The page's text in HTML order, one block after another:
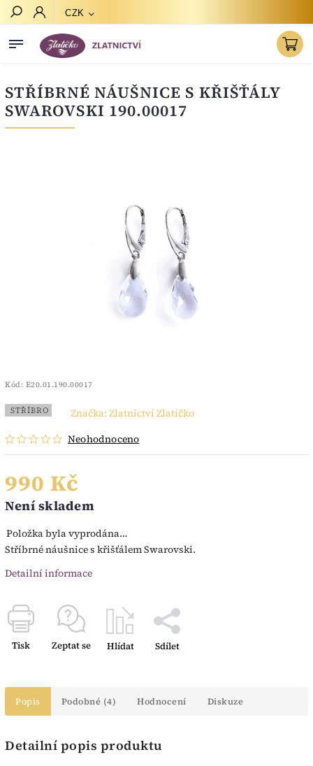
CZK
STŘÍBRNÉ NÁUŠNICE S KŘIŠŤÁLY
SWAROVSKI 190.00017
Kód: E20.01.190.00017
STŘÍBRO
Neohodnoceno
Značka: Zlatnictví Zlatíčko
990 Kč
Není skladem
Položka byla vyprodána…
Stříbrné náušnice s křišťálem Swarovski.
Detailní informace
Tisk Zeptat se Hlídat Sdílet
Popis Podobné (4) Hodnocení Diskuze
Detailní popis produktu